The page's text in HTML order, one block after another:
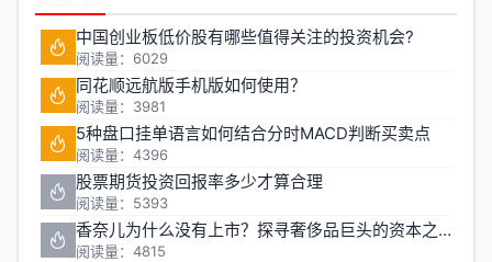
中国创业板低价股有哪些值得关注的投资机会?
阅读量：6029
同花顺远航版手机版如何使用？
阅读量：3981
5种盘口挂单语言如何结合分时MACD判断买卖点
阅读量：4396
股票期货投资回报率多少才算合理
阅读量：5393
香奈儿为什么没有上市？探寻奢侈品巨头的资本之路
阅读量：4815